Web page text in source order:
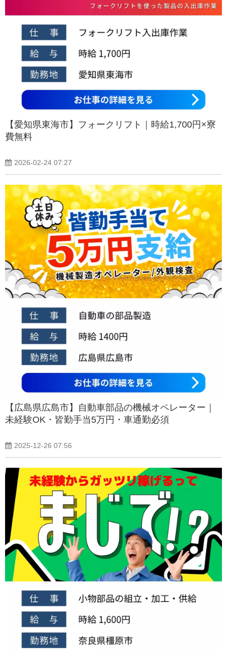
【愛知県東海市】フォークリフト｜時給1,700円×寮
費無料
2026-02-24 07:27
【広島県広島市】自動車部品の機械オペレーター｜
未経験OK・皆勤手当5万円・車通勤必須
2025-12-26 07:56